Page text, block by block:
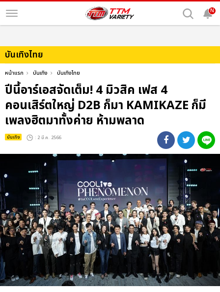
N
บันเทิงไทย
หน้าแรก บันเทิง บันเทิงไทย
ปีนี้อาร์เอสจัดเต็ม! 4 มิวสิค เฟส 4
คอนเสิร์ตใหญ่ D2B ก็มา KAMIKAZE ก็มี
เพลงฮิตมาทั้งค่าย ห้ามพลาด
บันเทิง : 2 มี.ค. 2566